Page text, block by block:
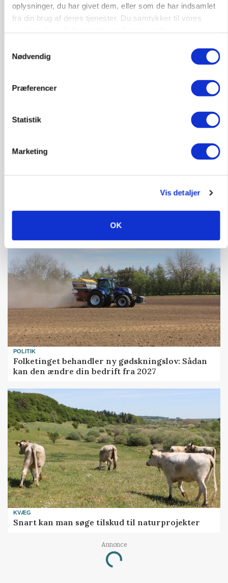
oplysninger, du har givet dem, eller som de har indsamlet
fra din brug af deres tjenester. Du samtykker til vores
Nødvendig
Præferencer
Statistik
Marketing
Vis detaljer
OK
Annonce
»Nu stopper I«: Landbrugsdebattør og
gødskningslov
POLITIK
Folketinget behandler ny gødskningslov: Sådan
kan den ændre din bedrift fra 2027
KVÆG
Snart kan man søge tilskud til naturprojekter
Annonce
Loading...